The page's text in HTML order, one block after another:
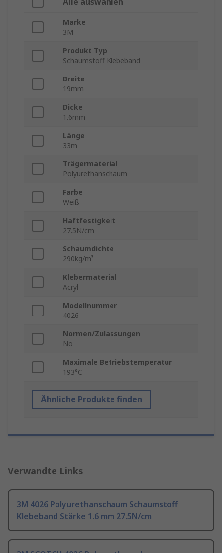
Alle auswählen
Marke
3M
Produkt Typ
Schaumstoff Klebeband
Breite
19mm
Dicke
1.6mm
Länge
33m
Trägermaterial
Polyurethanschaum
Farbe
Weiß
Haftfestigkeit
27.5N/cm
Schaumdichte
290kg/m³
Klebermaterial
Acryl
Modellnummer
4026
Normen/Zulassungen
No
Maximale Betriebstemperatur
193°C
Ähnliche Produkte finden
Verwandte Links
3M 4026 Polyurethanschaum Schaumstoff
Klebeband Stärke 1.6 mm 27.5N/cm